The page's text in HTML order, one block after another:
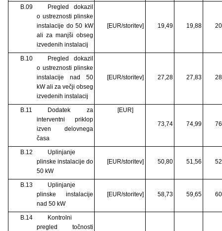
B.09
Pregled dokazil
o ustreznosti plinske
instalacije do 50 kW
ali za manjši obseg
izvedenih instalacij
[EUR/storitev] 19,49 19,88
B.10
Pregled dokazil
o ustreznosti plinske
instalacije nad 50
kW ali za večji obseg
izvedenih instalacij
[EUR/storitev] 27,28 27,83
B.11
Dodatek za
interventni priklop
izven delovnega
časa
[EUR]
73,74
74,99
B.12
Uplinjanje
plinske instalacije do
50 kW
[EUR/storitev] 50,80 51,56
B.13
Uplinjanje
plinske instalacije
nad 50 kW
[EUR/storitev] 58,73 59,65
B.14
Kontrolni
pregled točnosti